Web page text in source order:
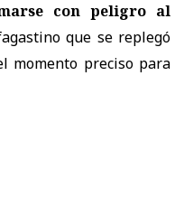
con peligro al
que se replegó
momento preciso para